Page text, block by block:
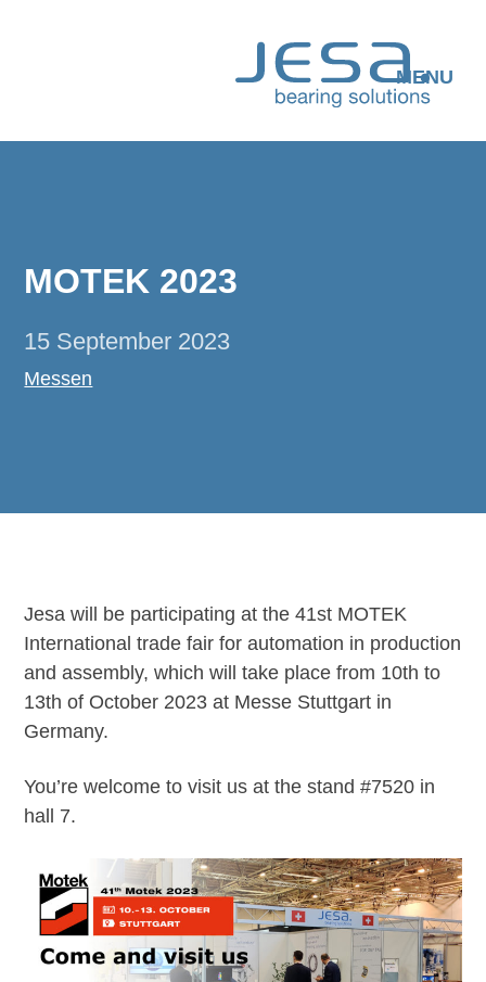
MENU
MOTEK 2023
15 September 2023
Messen
Jesa will be participating at the 41st MOTEK
International trade fair for automation in production
and assembly, which will take place from 10th to
13th of October 2023 at Messe Stuttgart in
Germany.
You’re welcome to visit us at the stand #7520 in
hall 7.